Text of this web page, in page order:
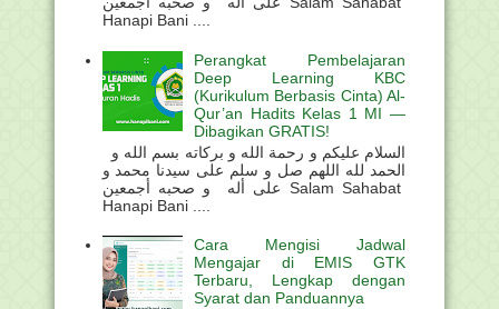
Hanapi Bani ....
Perangkat Pembelajaran
Deep Learning KBC
(Kurikulum Berbasis Cinta) Al-
Qur’an Hadits Kelas 1 MI —
Dibagikan GRATIS!
الحمد لله اللهم صل و سلم على سيدنا محمد و
على أله و صحبه أجمعين Salam Sahabat
Hanapi Bani ....
Cara Mengisi Jadwal
Mengajar di EMIS GTK
Terbaru, Lengkap dengan
Syarat dan Panduannya